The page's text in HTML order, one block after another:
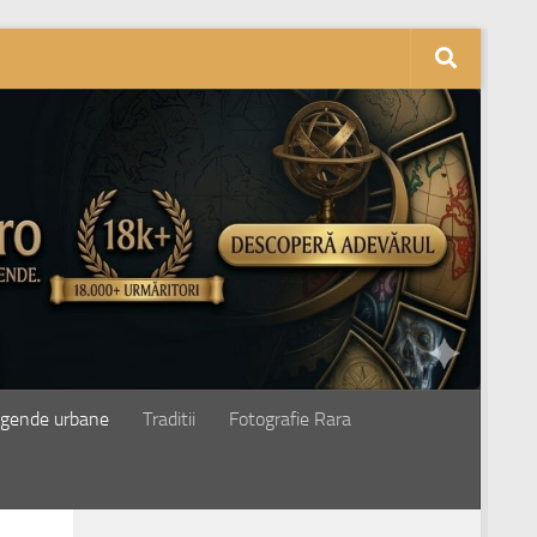
urbane Traditii Fotografie Rara